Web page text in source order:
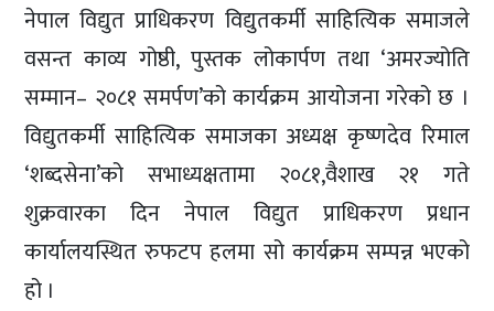
नेपाल विद्युत प्राधिकरण विद्युतकर्मी साहित्यिक समाजले
वसन्त काव्य गोष्ठी, पुस्तक लोकार्पण तथा ‘अमरज्योति
सम्मान– २०८१ समर्पण’को कार्यक्रम आयोजना गरेको छ ।
विद्युतकर्मी साहित्यिक समाजका अध्यक्ष कृष्णदेव रिमाल
‘शब्दसेना’को सभाध्यक्षतामा २०८१,वैशाख २१ गते
शुक्रवारका दिन नेपाल विद्युत प्राधिकरण प्रधान
कार्यालयस्थित रुफटप हलमा सो कार्यक्रम सम्पन्न भएको
हो ।